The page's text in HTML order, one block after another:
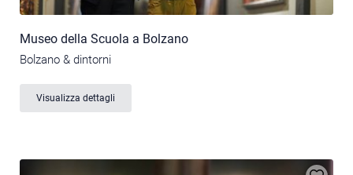
Museo della Scuola a Bolzano
Bolzano & dintorni
Visualizza dettagli